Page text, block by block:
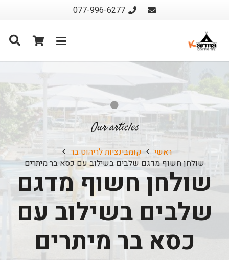
077-996-6277
Our articles
ראשי
קומבינציות לריהוט בר
שולחן חשוף מדגם שלבים בשילוב עם כסא בר מיתרים
שולחן חשוף מדגם
שלבים בשילוב עם
כסא בר מיתרים